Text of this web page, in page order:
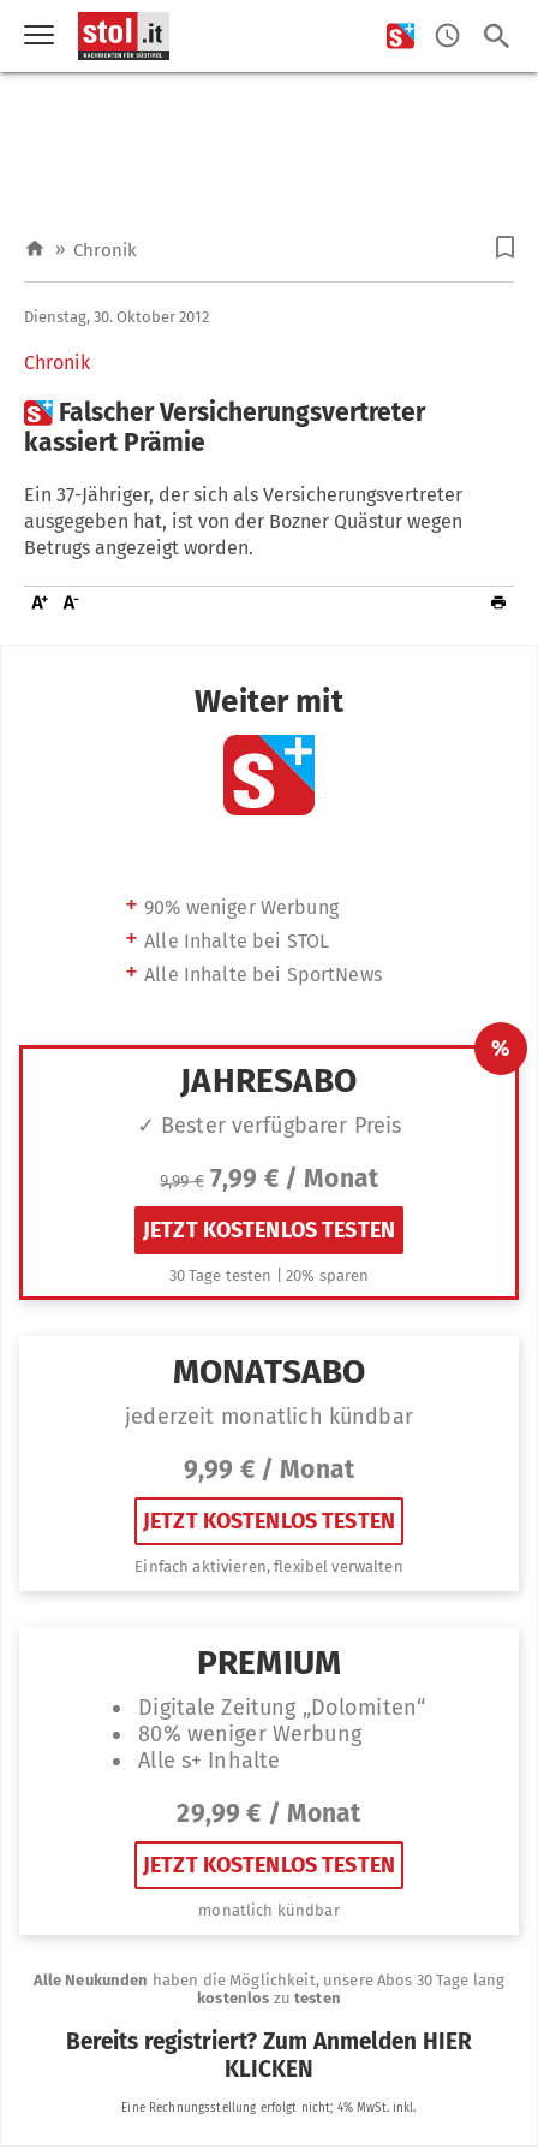
» Chronik
Chronik
Dienstag, 30. Oktober 2012
 Falscher Versicherungsvertreter
kassiert Prämie
Ein 37-Jähriger, der sich als Versicherungsvertreter
ausgegeben hat, ist von der Bozner Quästur wegen
Betrugs angezeigt worden.